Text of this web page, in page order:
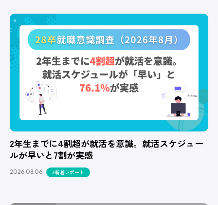
2年生までに4割超が就活を意識。就活スケジュー
ルが早いと7割が実感
2026.08.06 #新着レポート